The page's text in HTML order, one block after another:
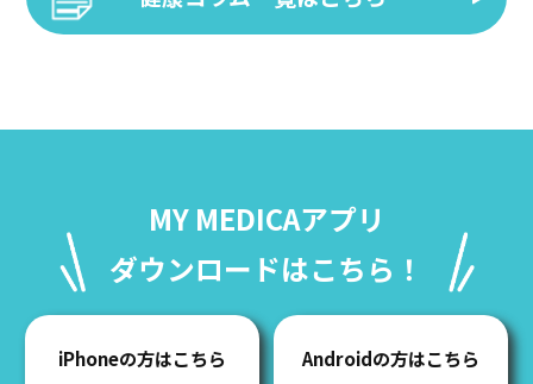
MY MEDICAアプリ
ダウンロードはこちら！
iPhoneの方はこちら Androidの方はこちら